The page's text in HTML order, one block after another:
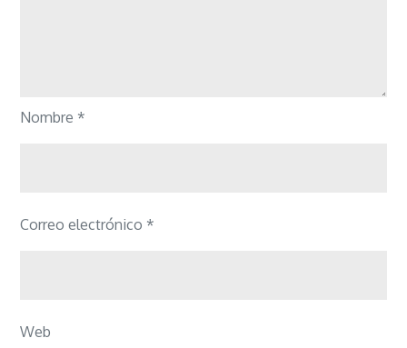
Nombre *
Correo electrónico *
Web